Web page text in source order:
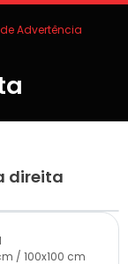
Advertência
direita
/ 100x100 cm